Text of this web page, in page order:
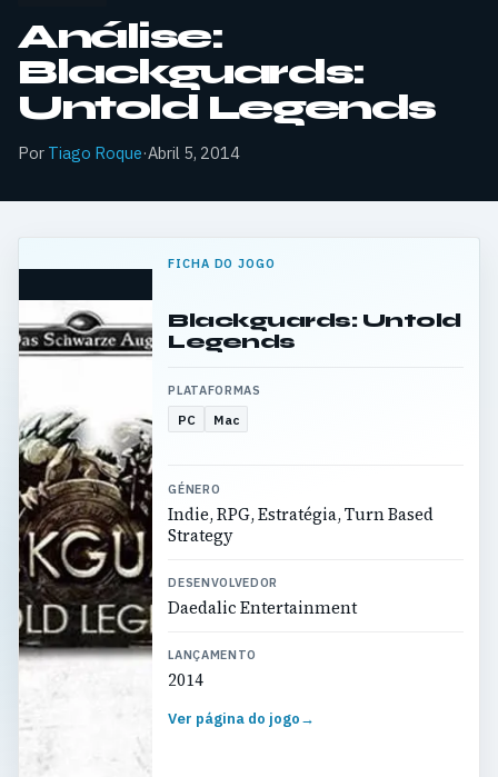
Análise:
Blackguards:
Untold Legends
Por Tiago Roque·Abril 5, 2014
FICHA DO JOGO
Blackguards: Untold
Legends
PLATAFORMAS
PC Mac
GÉNERO
Indie, RPG, Estratégia, Turn Based
Strategy
DESENVOLVEDOR
Daedalic Entertainment
LANÇAMENTO
2014
Ver página do jogo→